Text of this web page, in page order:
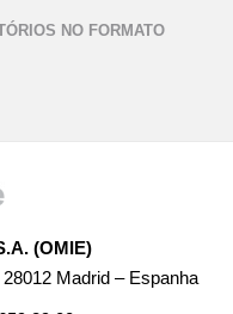
NO FORMATO
(OMIE)
Madrid – Espanha